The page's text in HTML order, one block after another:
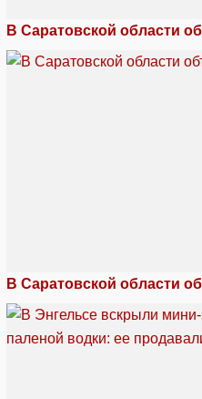
В Саратовской области
В Саратовской области